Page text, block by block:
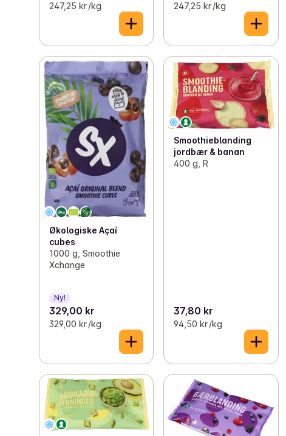
247,25 kr /kg 247,25 kr /kg
Økologiske Açaí
cubes
1000 g, Smoothie
Xchange
Ny!
329,00 kr
329,00 kr /kg
Smoothieblanding
jordbær & banan
400 g, R
37,80 kr
94,50 kr /kg